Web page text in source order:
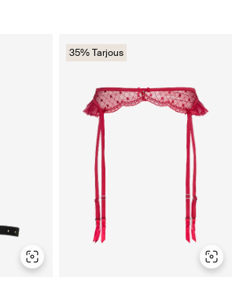
35% Tarjous